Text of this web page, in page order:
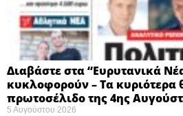
Διαβάστε στα “Ευρυτανικά
κυκλοφορούν – Τα κυριότερα
πρωτοσέλιδο της 4ης
5 Αυγούστου 2026